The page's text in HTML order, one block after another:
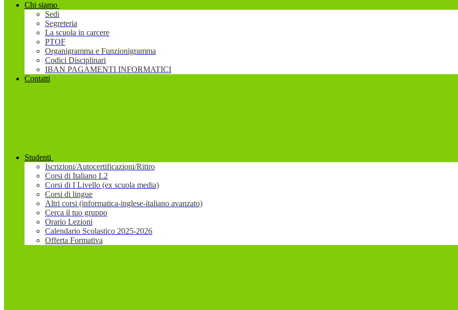
Chi siamo
Sedi
Segreteria
La scuola in carcere
PTOF
Organigramma e Funzionigramma
Codici Disciplinari
IBAN PAGAMENTI INFORMATICI
Contatti
Studenti
Iscrizioni/Autocertificazioni/Ritiro
Corsi di Italiano L2
Corsi di I Livello (ex scuola media)
Corsi di lingue
Altri corsi (informatica-inglese-italiano avanzato)
Cerca il tuo gruppo
Orario Lezioni
Calendario Scolastico 2025-2026
Offerta Formativa